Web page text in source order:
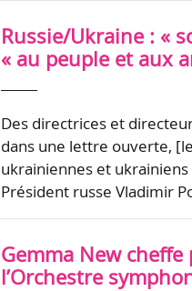
Russie/Ukraine : «
« au peuple et aux
Des directrices et
dans une lettre ouverte,
ukrainiennes et ukrainiens
Président russe Vladimir
Gemma New
l’Orchestre